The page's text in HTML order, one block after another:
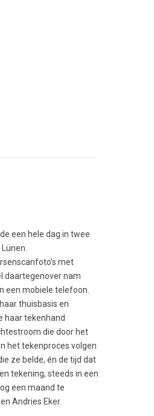
een hele dag in twee
met
daartegenover nam
een mobiele telefoon.
thuisbasis en
haar tekenhand
die door het
het tekenproces volgen
ze belde, én de tijd dat
tekening, steeds in een
een maand te
Andries Eker.